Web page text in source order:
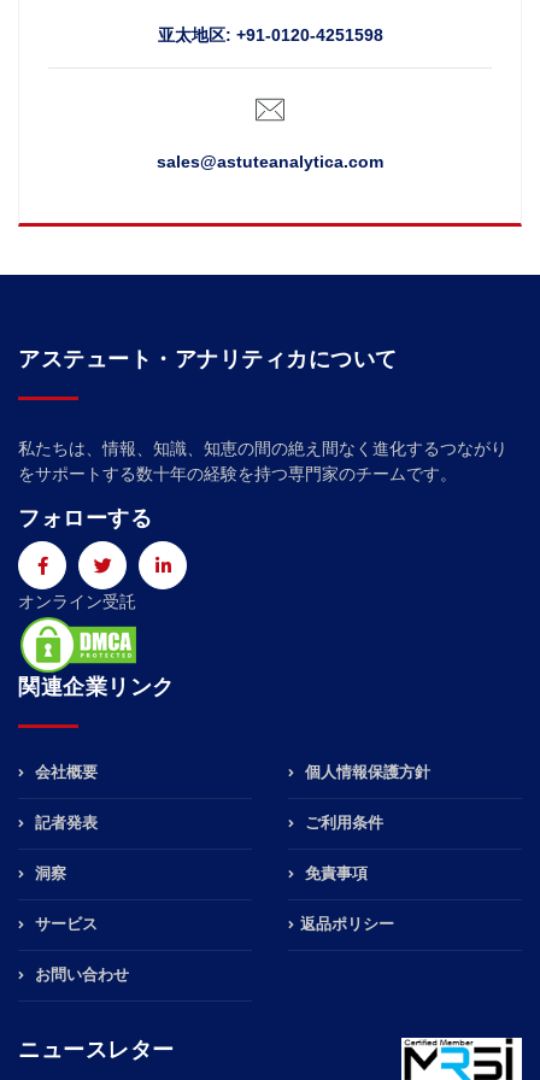
亚太地区: +91-0120-4251598
sales@astuteanalytica.com
アステュート・アナリティカについて
私たちは、情報、知識、知恵の間の絶え間なく進化するつながり
をサポートする数十年の経験を持つ専門家のチームです。
フォローする
オンライン受託
関連企業リンク
会社概要
記者発表
洞察
サービス
お問い合わせ
個人情報保護方針
ご利用条件
免責事項
返品ポリシー
ニュースレター